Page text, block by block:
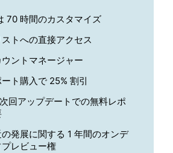
70 時間のカスタマイズ
トへの直接アクセス
ントマネージャー
ト購入で 25% 割引
回アップデートでの無料レポ
発展に関する 1 年間のオンデ
レビュー権